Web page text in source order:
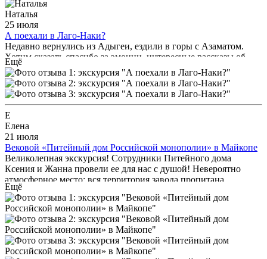
Наталья
25 июля
А поехали в Лаго-Наки?
Недавно вернулись из Адыгеи, ездили в горы с Азаматом.
Хотим сказать спасибо за эмоции, интересные рассказы об
Адыгее, было так легко и просто, как будто Азамат наш друг
из соседнего двора. Отличный не просто гид, а человек,
который влюблён в свой край, природу. Спасибо за отдых,
незабываемая экскурсия
Ещё
Е
Елена
21 июля
Вековой «Питейный дом Российской монополии» в Майкопе
Великолепная экскурсия! Сотрудники Питейного дома
Ксения и Жанна провели ее для нас с душой! Невероятно
атмосферное место: вся территория завода пропитана
историей, каждое строение сохранило дух своего времени. На
экскурсии мы познакомились с историей, увидели весь
технологический процесс, приняли участие в создании
финального оформления бутылки, познакомились с
ассортиментом, узнали о людях, которые сохранили традиции
Питейного дома. Время пролетело незаметно, а впечатление
от услышанного и увиденного осталось очень теплым и
Ещё